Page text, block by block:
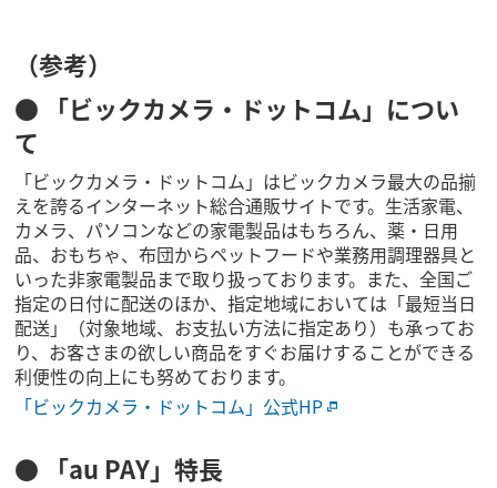
（参考）
● 「ビックカメラ・ドットコム」につい
て
「ビックカメラ・ドットコム」はビックカメラ最大の品揃
えを誇るインターネット総合通販サイトです。生活家電、
カメラ、パソコンなどの家電製品はもちろん、薬・日用
品、おもちゃ、布団からペットフードや業務用調理器具と
いった非家電製品まで取り扱っております。また、全国ご
指定の日付に配送のほか、指定地域においては「最短当日
配送」（対象地域、お支払い方法に指定あり）も承ってお
り、お客さまの欲しい商品をすぐお届けすることができる
利便性の向上にも努めております。
「ビックカメラ・ドットコム」公式HP
● 「au PAY」特長